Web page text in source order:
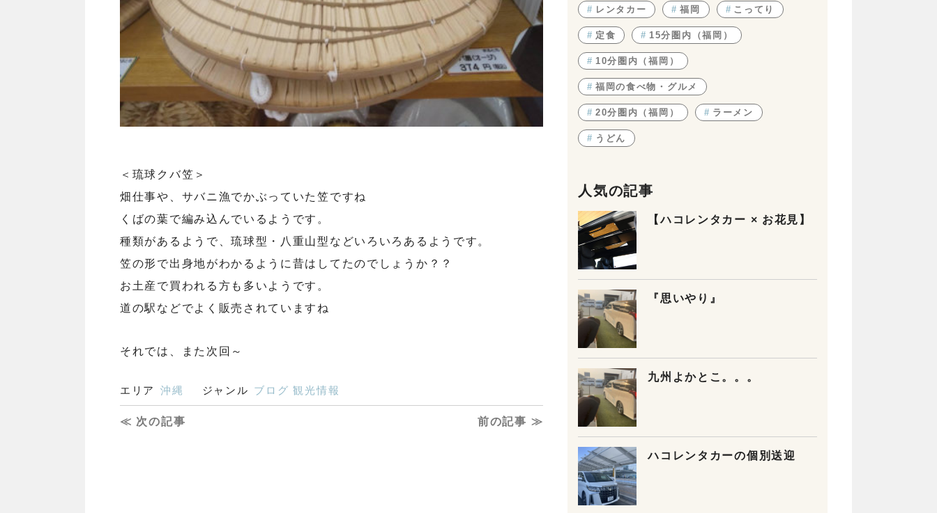
＜琉球クバ笠＞
畑仕事や、サバニ漁でかぶっていた笠ですね
くばの葉で編み込んでいるようです。
種類があるようで、琉球型・八重山型などいろいろあるようです。
笠の形で出身地がわかるように昔はしてたのでしょうか？？
お土産で買われる方も多いようです。
道の駅などでよく販売されていますね
それでは、また次回～
エリア 沖縄 ジャンル ブログ 観光情報
≪ 次の記事 前の記事 ≫
# レンタカー # 福岡 # こってり
# 定食 # 15分圏内（福岡）
# 10分圏内（福岡）
# 福岡の食べ物・グルメ
# 20分圏内（福岡） # ラーメン
# うどん
人気の記事
【ハコレンタカー × お花見】
『思いやり』
九州よかとこ。。。
ハコレンタカーの個別送迎